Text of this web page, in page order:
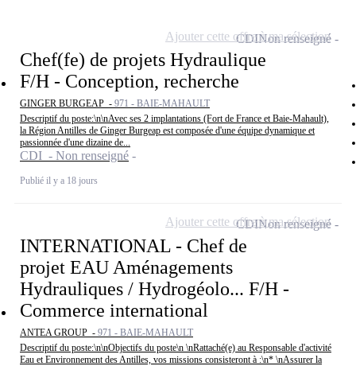
Chef(fe) de projets Hydraulique
F/H - Conception, recherche
GINGER BURGEAP - 971 - BAIE-MAHAULT
Descriptif du poste:\n\nAvec ses 2 implantations (Fort de France et Baie-Mahault),
la Région Antilles de Ginger Burgeap est composée d'une équipe dynamique et
passionnée d'une dizaine de...
CDI - Non renseigné
Publié il y a 18 jours
CDINon renseigné
Ajouter cette offre à ma sélection
INTERNATIONAL - Chef de
projet EAU Aménagements
Hydrauliques / Hydrogéolo... F/H -
Commerce international
ANTEA GROUP - 971 - BAIE-MAHAULT
Descriptif du poste:\n\nObjectifs du poste\n \nRattaché(e) au Responsable d'activité
Eau et Environnement des Antilles, vos missions consisteront à :\n* \nAssurer la
CDINon renseigné
Ajouter cette offre à ma sélection